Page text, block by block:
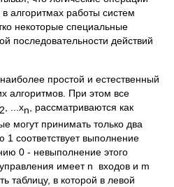
алгоритмах работы систем
некоторые специальные
последовательности действий
простой и естественный
алгоритмов. При этом все
2 , ...xn , рассматриваются как
могут принимать только два
соответствует выполнение
0 - невыполнение этого
имеет n входов и m
таблицу, в которой в левой